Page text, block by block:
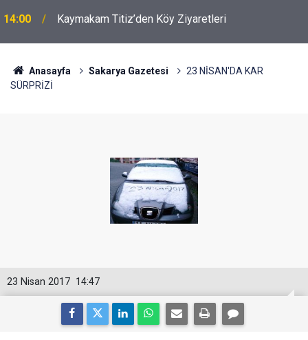
14:00 Kaymakam Titiz’den Köy Ziyaretleri
Anasayfa Sakarya Gazetesi
23 NİSAN'DA KAR
SÜRPRİZİ
14:47
23 Nisan 2017